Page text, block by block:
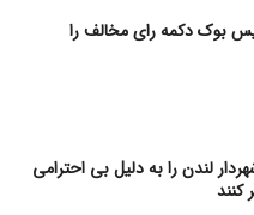
بوک دکمه رای مخالف را
لندن را به دلیل بی احترامی
کنند